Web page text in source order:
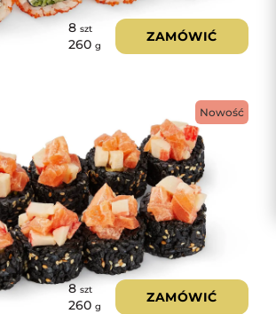
8 szt
260 g
ZAMÓWIĆ
Nowość
8szt
260 g
ZAMÓWIĆ